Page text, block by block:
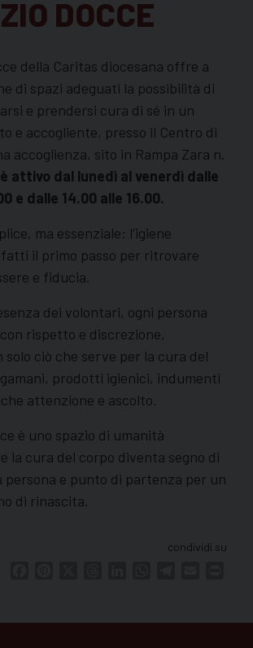
DOCCE
della Caritas diocesana offre a
di spazi adeguati la possibilità di
e prendersi cura di sé in un
e accogliente, presso il Centro di
accoglienza, sito in Rampa Zara n.
attivo dal lunedì al venerdì dalle
e dalle 14.00 alle 16.00.
ma essenziale: l’igiene
il primo passo per ritrovare
e fiducia.
dei volontari, ogni persona
rispetto e discrezione,
solo ciò che serve per la cura del
prodotti igienici, indumenti
attenzione e ascolto.
è uno spazio di umanità
la cura del corpo diventa segno di
persona e punto di partenza per un
di rinascita.
condividi su